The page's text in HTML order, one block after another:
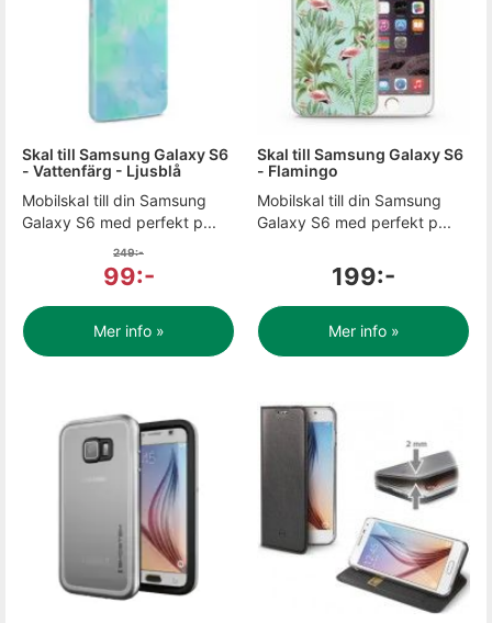
Skal till Samsung Galaxy S6
- Vattenfärg - Ljusblå
Mobilskal till din Samsung
Galaxy S6 med perfekt p...
249:-
99:-
Mer info »
Skal till Samsung Galaxy S6
- Flamingo
Mobilskal till din Samsung
Galaxy S6 med perfekt p...
199:-
Mer info »